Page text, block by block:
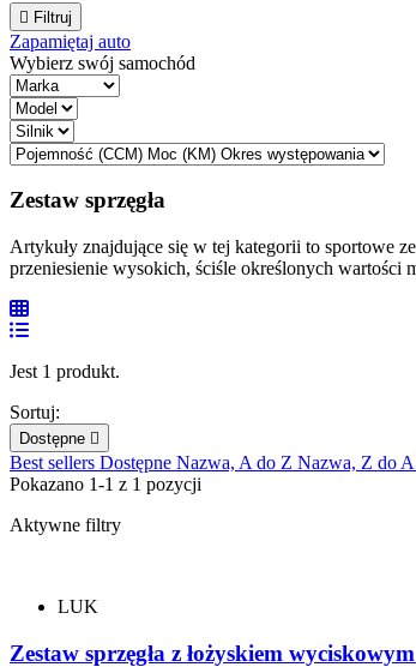
 Filtruj
Zapamiętaj auto
Wybierz swój samochód
Zestaw sprzęgła
Artykuły znajdujące się w tej kategorii to sportowe
przeniesienie wysokich, ściśle określonych wartości
Jest 1 produkt.
Sortuj:
Dostępne 
Best sellers Dostępne Nazwa, A do Z Nazwa, Z do A
Pokazano 1-1 z 1 pozycji
Aktywne filtry
LUK
Zestaw sprzęgła z łożyskiem